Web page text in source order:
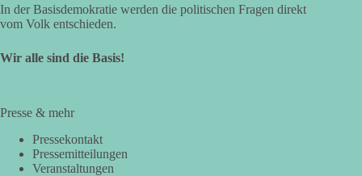
In der Basisdemokratie werden die politischen Fragen direkt
vom Volk entschieden.
Wir alle sind die Basis!
Presse & mehr
Pressekontakt
Pressemitteilungen
Veranstaltungen